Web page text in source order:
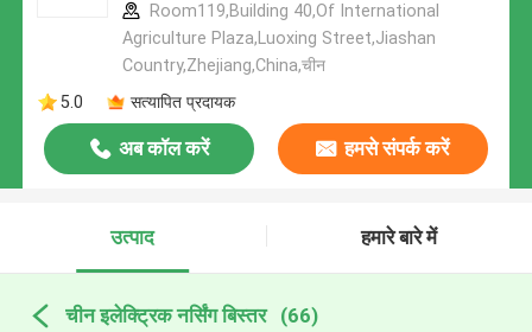
Room119,Building 40,Of International
Agriculture Plaza,Luoxing Street,Jiashan
Country,Zhejiang,China,चीन
5.0
सत्यापित प्रदायक
अब कॉल करें हमसे संपर्क करें
उत्पाद हमारे बारे में
चीन इलेक्ट्रिक नर्सिंग बिस्तर (66)